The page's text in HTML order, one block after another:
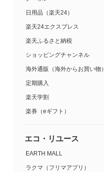
日用品（楽天24）
楽天24エクスプレス
楽天ふるさと納税
ショッピングチャンネル
海外通販（海外からお買い物）
定期購入
楽天学割
楽券（eギフト）
エコ・リユース
EARTH MALL
ラクマ（フリマアプリ）